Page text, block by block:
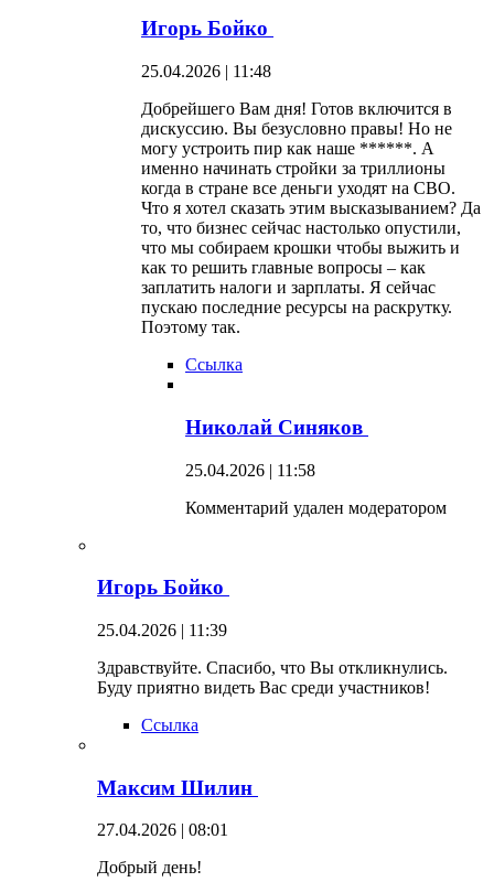
Игорь Бойко
25.04.2026 | 11:48
Добрейшего Вам дня! Готов включится в
дискуссию. Вы безусловно правы! Но не
могу устроить пир как наше ******. А
именно начинать стройки за триллионы
когда в стране все деньги уходят на СВО.
Что я хотел сказать этим высказыванием? Да
то, что бизнес сейчас настолько опустили,
что мы собираем крошки чтобы выжить и
как то решить главные вопросы – как
заплатить налоги и зарплаты. Я сейчас
пускаю последние ресурсы на раскрутку.
Поэтому так.
Ссылка
Николай Синяков
25.04.2026 | 11:58
Комментарий удален модератором
Игорь Бойко
25.04.2026 | 11:39
Здравствуйте. Спасибо, что Вы откликнулись.
Буду приятно видеть Вас среди участников!
Ссылка
Максим Шилин
27.04.2026 | 08:01
Добрый день!